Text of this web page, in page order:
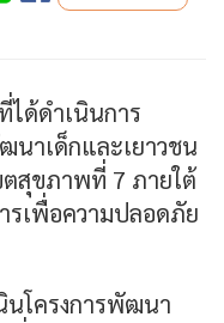
ได้ดำเนินการ
นาเด็กและเยาวชน
สุขภาพที่ 7 ภายใต้
รเพื่อความปลอดภัย
นโครงการพัฒนา